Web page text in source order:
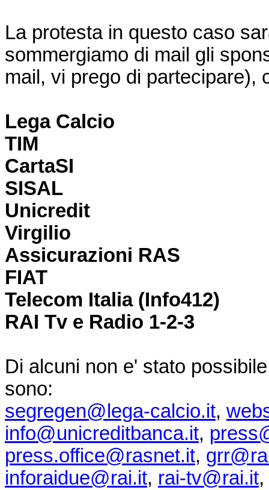
La protesta in questo caso
sommergiamo di mail gli
mail, vi prego di partecipare),
Lega Calcio
TIM
CartaSI
SISAL
Unicredit
Virgilio
Assicurazioni RAS
FIAT
Telecom Italia (Info412)
RAI Tv e Radio 1-2-3
Di alcuni non e' stato
sono:
segregen@lega-calcio.it,
info@unicreditbanca.it,
press.office@rasnet.it,
inforaidue@rai.it, rai-tv@rai.it,